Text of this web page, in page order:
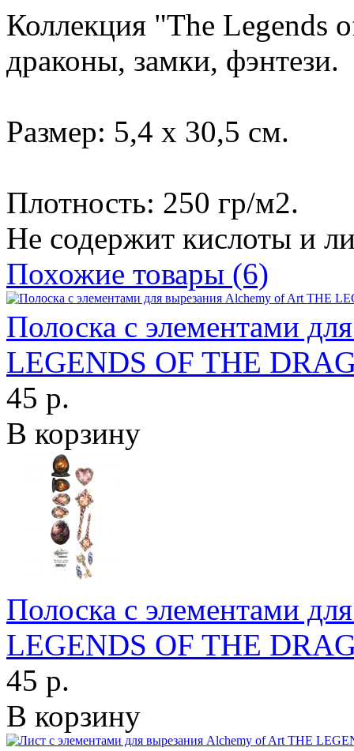
Коллекция "The Legends
драконы, замки, фэнтези.
Размер: 5,4 х 30,5 см.
Плотность: 250 гр/м2.
Не содержит кислоты и
Похожие товары (6)
Полоска с элементами
LEGENDS OF THE
45 р.
В корзину
Полоска с элементами
LEGENDS OF THE
45 р.
В корзину